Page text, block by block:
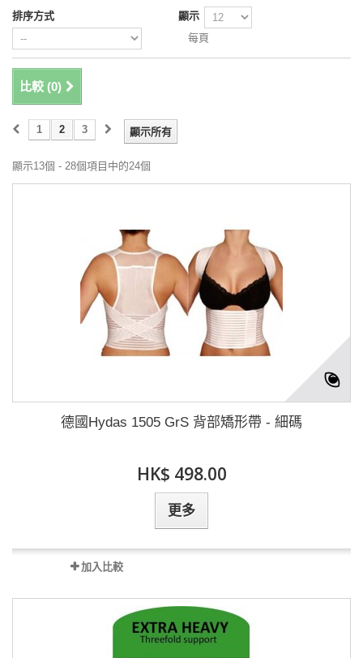
排序方式
顯示
每頁
比較 (0)
顯示所有
1 2 3
顯示13個 - 28個項目中的24個
德國Hydas 1505 GrS 背部矯形帶 - 細碼
HK$ 498.00
更多
加入比較